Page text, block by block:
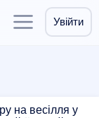
Увійти
на весілля у